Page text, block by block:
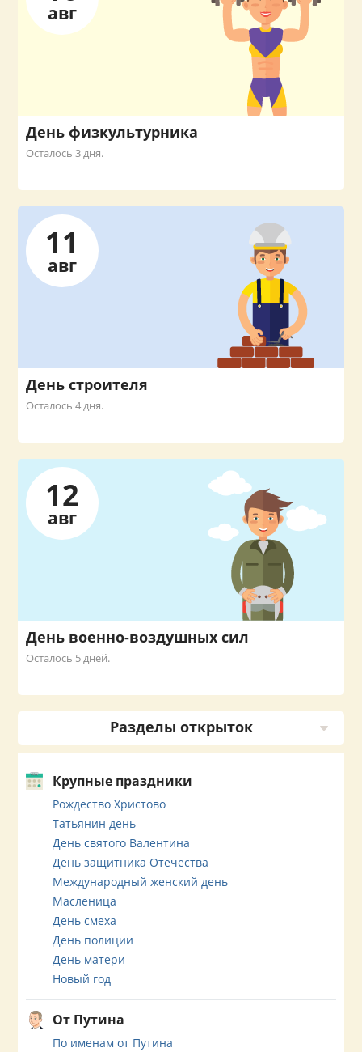
авг
День физкультурника
Осталось 3 дня.
11
авг
День строителя
Осталось 4 дня.
12
авг
День военно-воздушных сил
Осталось 5 дней.
Разделы открыток
Крупные праздники
Рождество Христово
Татьянин день
День святого Валентина
День защитника Отечества
Международный женский день
Масленица
День смеха
День полиции
День матери
Новый год
От Путина
По именам от Путина